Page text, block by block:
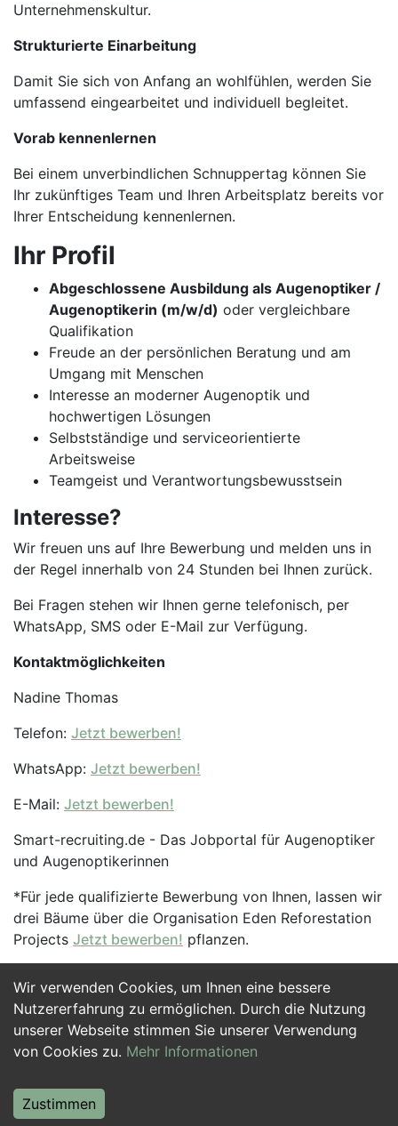
Wir verwenden Cookies, um Ihnen eine bessere
Nutzererfahrung zu ermöglichen. Durch die Nutzung
unserer Webseite stimmen Sie unserer Verwendung
von Cookies zu. Mehr Informationen
Zustimmen
Unternehmenskultur.
Strukturierte Einarbeitung
Damit Sie sich von Anfang an wohlfühlen, werden Sie
umfassend eingearbeitet und individuell begleitet.
Vorab kennenlernen
Bei einem unverbindlichen Schnuppertag können Sie
Ihr zukünftiges Team und Ihren Arbeitsplatz bereits vor
Ihrer Entscheidung kennenlernen.
Ihr Profil
Abgeschlossene Ausbildung als Augenoptiker /
Augenoptikerin (m/w/d) oder vergleichbare
Qualifikation
Freude an der persönlichen Beratung und am
Umgang mit Menschen
Interesse an moderner Augenoptik und
hochwertigen Lösungen
Selbstständige und serviceorientierte
Arbeitsweise
Teamgeist und Verantwortungsbewusstsein
Interesse?
Wir freuen uns auf Ihre Bewerbung und melden uns in
der Regel innerhalb von 24 Stunden bei Ihnen zurück.
Bei Fragen stehen wir Ihnen gerne telefonisch, per
WhatsApp, SMS oder E-Mail zur Verfügung.
Kontaktmöglichkeiten
Nadine Thomas
Telefon: Jetzt bewerben!
WhatsApp: Jetzt bewerben!
E-Mail: Jetzt bewerben!
Smart-recruiting.de - Das Jobportal für Augenoptiker
und Augenoptikerinnen
*Für jede qualifizierte Bewerbung von Ihnen, lassen wir
drei Bäume über die Organisation Eden Reforestation
Projects Jetzt bewerben! pflanzen.
Jetzt Bewerben